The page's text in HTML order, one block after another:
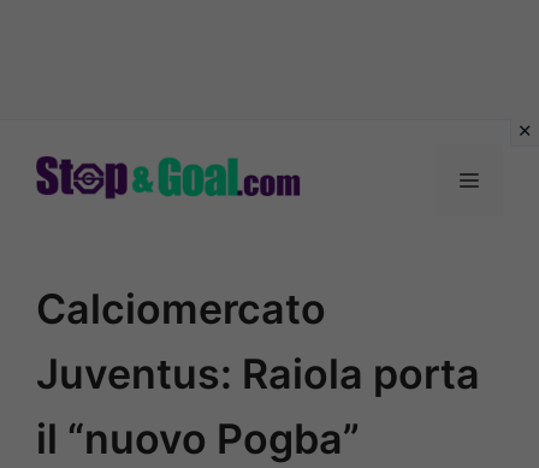
Menu
Calciomercato
Juventus: Raiola porta
il “nuovo Pogba”